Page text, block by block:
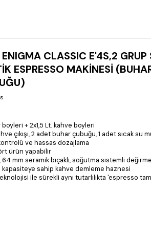
ENIGMA CLASSIC E'4S,2 GRUP
ESPRESSO MAKİNESİ
+ 2x1,5 Lt. kahve boyleri
çıkışı, 2 adet buhar çubuğu, 1 adet sıcak su
kontrolü ve hassas dozajlama
ürün yapabilir
mm seramik bıçaklı, soğutma sistemli
kapasiteye sahip kahve demleme haznesi
ile sürekli aynı tutarlılıkta 'espresso